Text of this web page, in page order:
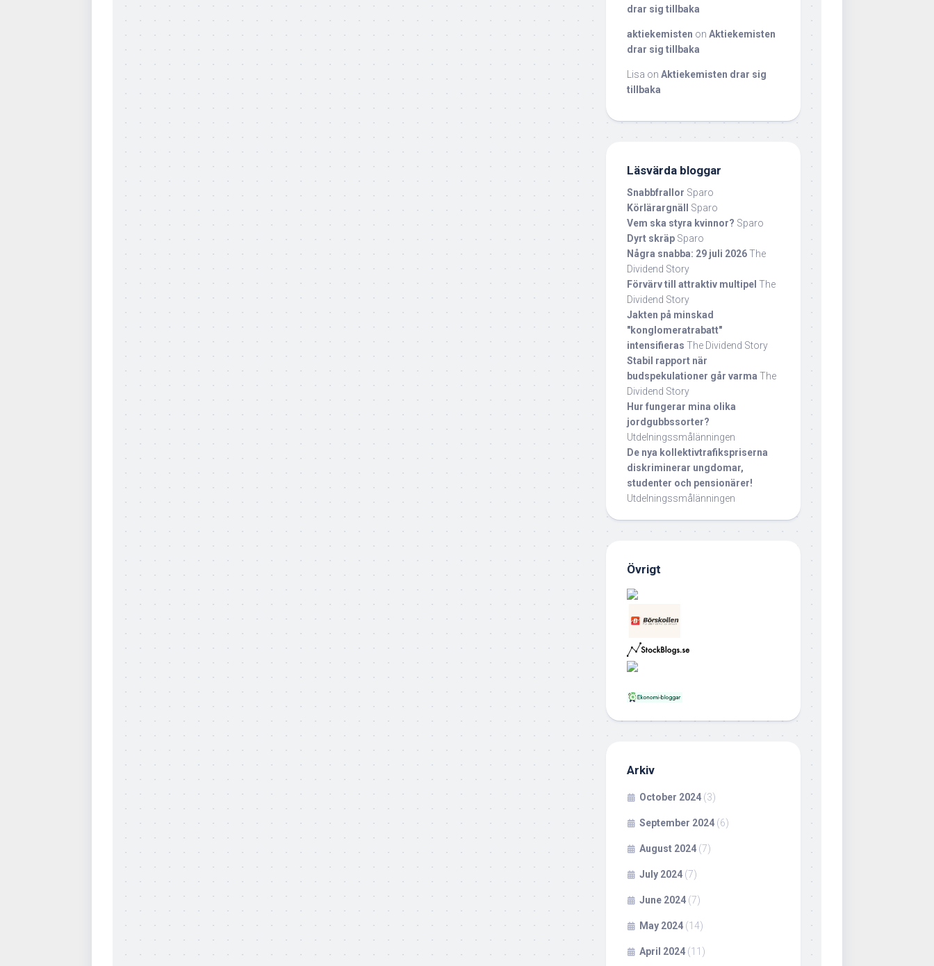
drar sig tillbaka
aktiekemisten on Aktiekemisten
drar sig tillbaka
Lisa on Aktiekemisten drar sig
tillbaka
Läsvärda bloggar
Snabbfrallor Sparo
Körlärargnäll Sparo
Vem ska styra kvinnor? Sparo
Dyrt skräp Sparo
Några snabba: 29 juli 2026The
Dividend Story
Förvärv till attraktiv multipel The
Dividend Story
Jakten på minskad
"konglomeratrabatt"
intensifieras The Dividend Story
Stabil rapport när
budspekulationer går varma The
Dividend Story
Hur fungerar mina olika
jordgubbssorter?
Utdelningssmålänningen
De nya kollektivtrafikspriserna
diskriminerar ungdomar,
studenter och pensionärer!
Utdelningssmålänningen
Övrigt
Arkiv
October 2024 (3)
September 2024 (6)
August 2024 (7)
July 2024 (7)
June 2024 (7)
May 2024 (14)
April 2024 (11)